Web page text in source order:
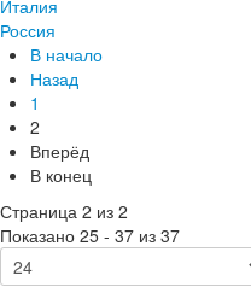
Италия
Россия
В начало
Назад
1
2
Вперёд
В конец
Страница 2 из 2
Показано 25 - 37 из 37